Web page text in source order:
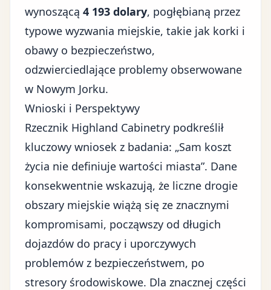
wynoszącą 4 193 dolary, pogłębianą przez
typowe wyzwania miejskie, takie jak korki i
obawy o bezpieczeństwo,
odzwierciedlające problemy obserwowane
w Nowym Jorku.
Wnioski i Perspektywy
Rzecznik Highland Cabinetry podkreślił
kluczowy wniosek z badania: „Sam koszt
życia nie definiuje wartości miasta”. Dane
konsekwentnie wskazują, że liczne drogie
obszary miejskie wiążą się ze znacznymi
kompromisami, począwszy od długich
dojazdów do pracy i uporczywych
problemów z bezpieczeństwem, po
stresory środowiskowe. Dla znacznej części